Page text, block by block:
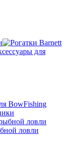
для
BowFishing
ловли
ловли